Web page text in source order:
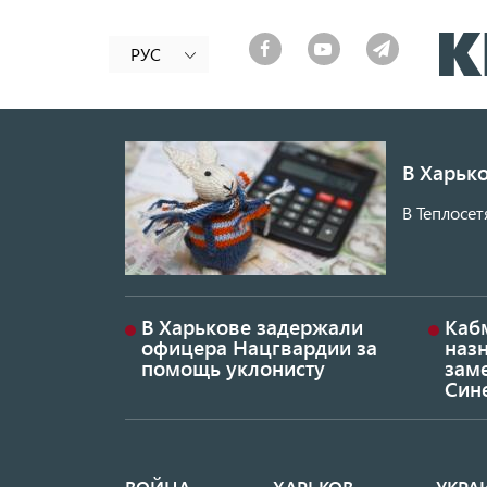
РУС
В
В
В Харькове задержали
офицера Нацгвардии за
помощь уклонисту